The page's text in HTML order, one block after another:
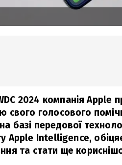
2024 компанія Apple
свого голосового
базі передової
Apple Intelligence,
та стати ще